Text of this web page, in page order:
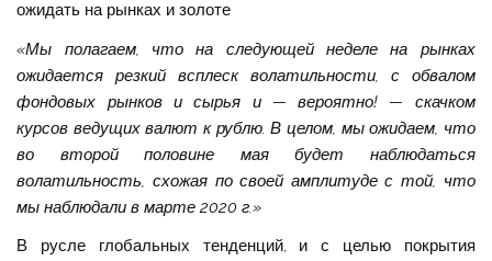
«Мы полагаем, что на следующей неделе на рынках
ожидается резкий всплеск волатильности, с обвалом
фондовых рынков и сырья и — вероятно! — скачком
курсов ведущих валют к рублю. В целом, мы ожидаем, что
во второй половине мая будет наблюдаться
волатильность, схожая по своей амплитуде с той, что
мы наблюдали в марте 2020 г.»
В русле глобальных тенденций, и с целью покрытия